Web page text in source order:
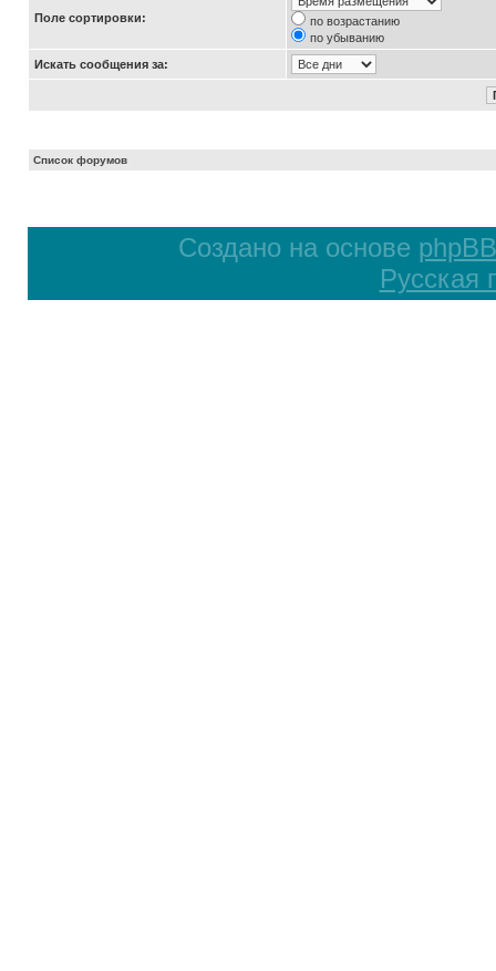
Поле сортировки:
по возрастанию
по убыванию
Искать сообщения за:
Список форумов
Создано на основе phpBB
Русская